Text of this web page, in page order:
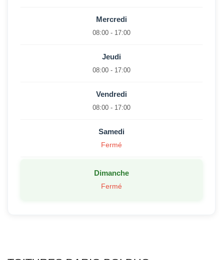
Mercredi
08:00 - 17:00
Jeudi
08:00 - 17:00
Vendredi
08:00 - 17:00
Samedi
Fermé
Dimanche
Fermé